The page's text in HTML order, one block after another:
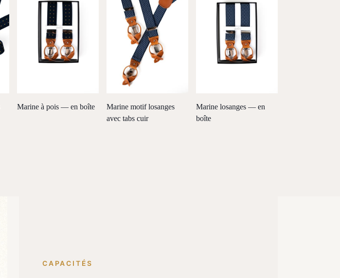
Marine à pois — en boîte
Marine motif losanges
avec tabs cuir
Marine losanges — en
boîte
CAPACITÉS